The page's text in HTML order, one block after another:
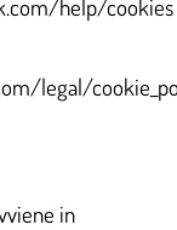
help/cookies
legal/
in